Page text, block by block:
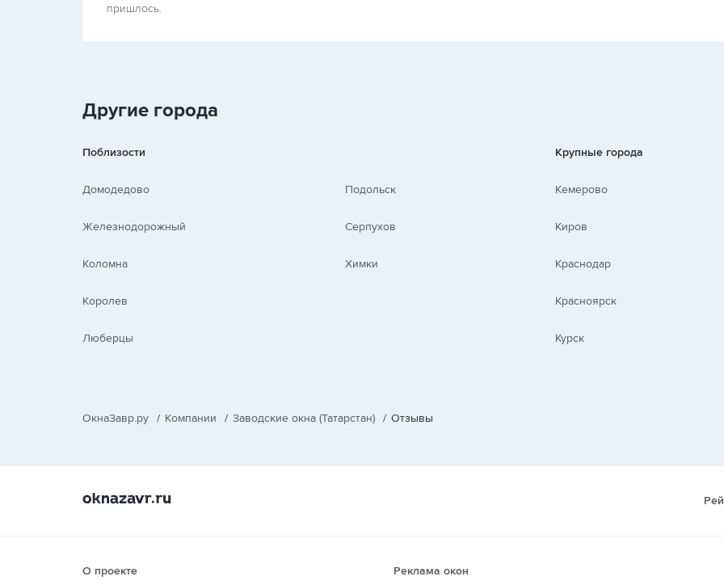
пришлось.
Другие города
Поблизости
Домодедово
Железнодорожный
Коломна
Королев
Люберцы
Подольск
Серпухов
Химки
Крупные города
Кемерово
Киров
Краснодар
Красноярск
Курск
ОкнаЗавр.ру / Компании / Заводские окна (Татарстан) / Отзывы
О проекте Реклама окон